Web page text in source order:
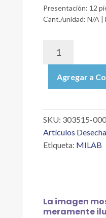
Presentación: 12
Cant./unidad: N/A |
0001
BARRA
MAGNÉTICA
FORMA
HUEVO
DE
LARGO
10MM,
Agregar a
SKU: 303515-
Artículos
Etiqueta: MILAB
La imagen
meramente